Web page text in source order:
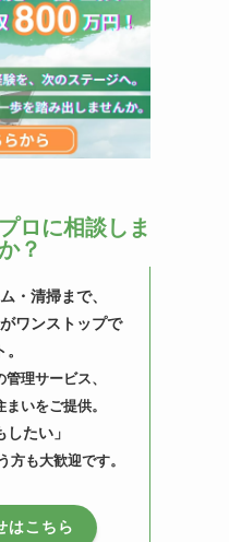
ロに相談しま
？
・清掃まで、
ワンストップで
理サービス、
いをご提供。
したい」
方も大歓迎です。
はこちら